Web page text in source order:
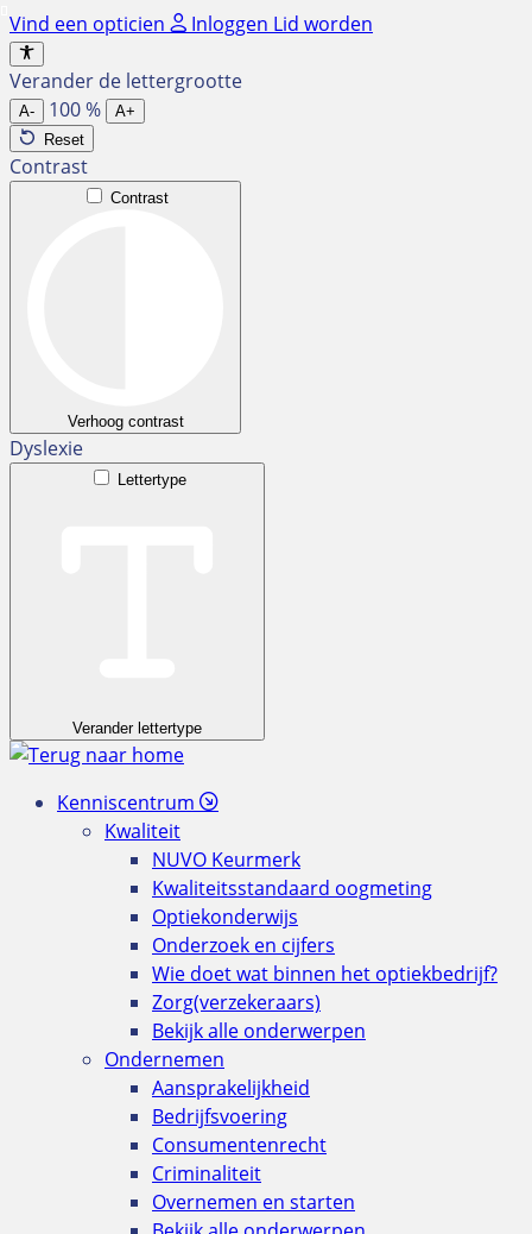
Ga
naar
de
inhoud
Vind een opticien Inloggen Lid worden
Verander de lettergrootte
A- 100%
A+
Reset
Contrast
Contrast
Verhoog contrast
Dyslexie
Lettertype
Verander lettertype
Kenniscentrum
Kwaliteit
NUVO Keurmerk
Kwaliteitsstandaard oogmeting
Optiekonderwijs
Onderzoek en cijfers
Wie doet wat binnen het optiekbedrijf?
Zorg(verzekeraars)
Bekijk alle onderwerpen
Ondernemen
Aansprakelijkheid
Bedrijfsvoering
Consumentenrecht
Criminaliteit
Overnemen en starten